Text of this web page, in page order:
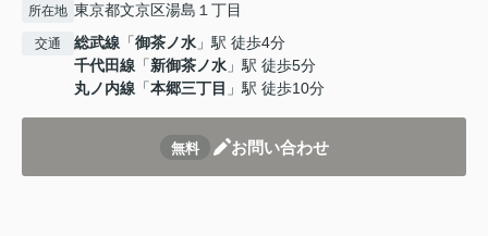
所在地 東京都文京区湯島１丁目
交通 総武線 「御茶ノ水 」駅 徒歩4分
千代田線 「新御茶ノ水 」駅 徒歩5分
丸ノ内線 「本郷三丁目 」駅 徒歩10分
無料 お問い合わせ